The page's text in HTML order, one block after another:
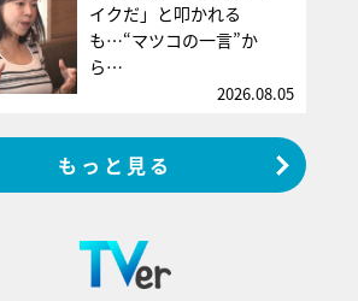
イクだ」と叩かれる
も…“マツコの一言”か
ら…
2026.08.05
もっと見る